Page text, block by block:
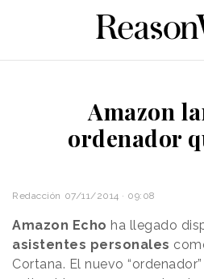
Amazon
ordenador
Redacción 07/11/2014 · 09:08
Amazon Echo ha llegado
asistentes personales
Cortana. El nuevo